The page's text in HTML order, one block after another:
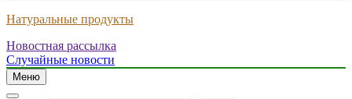
Натуральные продукты
Новостная рассылка
Случайные новости
Меню